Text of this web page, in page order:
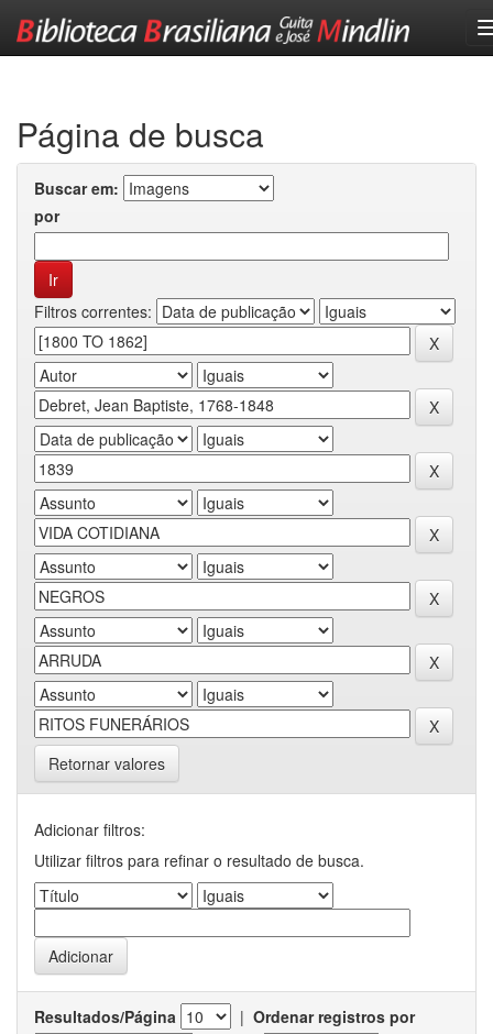
Página de busca
Buscar em:
por
Filtros correntes:
Retornar valores
Adicionar filtros:
Utilizar filtros para refinar o resultado de busca.
Resultados/Página | Ordenar registros por